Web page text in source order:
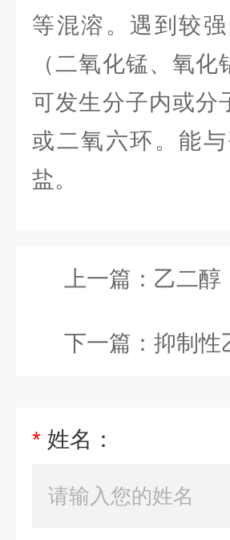
等混溶。遇到较
（二氧化锰、氧
可发生分子内或分
或二氧六环。能
盐。
上一篇： 乙二醇
下一篇： 抑制性
* 姓名：